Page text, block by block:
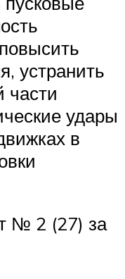
устранить
части
удары
в
№ 2 (27) за